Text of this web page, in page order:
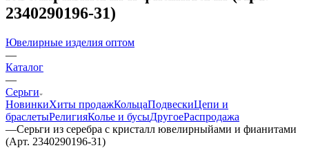
2340290196-31)
Ювелирные изделия оптом
—
Каталог
—
Серьги
НовинкиХиты продажКольцаПодвескиЦепи и
браслетыРелигияКолье и бусыДругоеРаспродажа
—Серьги из серебра с кристалл ювелирныйами и фианитами
(Арт. 2340290196-31)